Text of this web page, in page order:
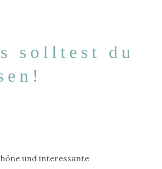
solltest du
und interessante